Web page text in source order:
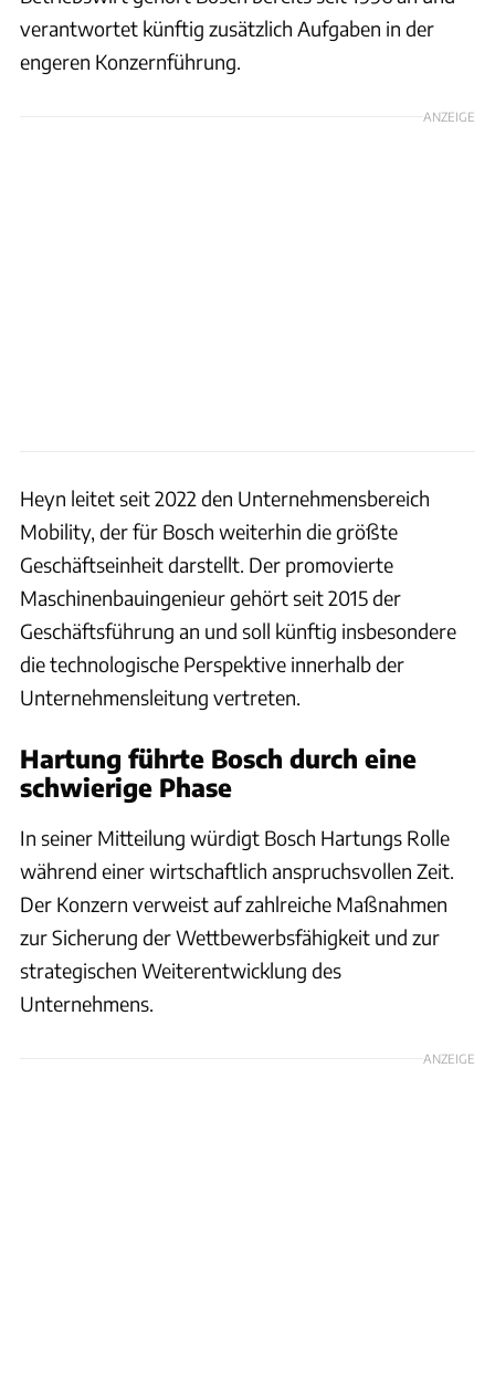
verantwortet künftig zusätzlich Aufgaben in der
engeren Konzernführung.
ANZEIGE
Heyn leitet seit 2022 den Unternehmensbereich
Mobility, der für Bosch weiterhin die größte
Geschäftseinheit darstellt. Der promovierte
Maschinenbauingenieur gehört seit 2015 der
Geschäftsführung an und soll künftig insbesondere
die technologische Perspektive innerhalb der
Unternehmensleitung vertreten.
Hartung führte Bosch durch eine
schwierige Phase
In seiner Mitteilung würdigt Bosch Hartungs Rolle
während einer wirtschaftlich anspruchsvollen Zeit.
Der Konzern verweist auf zahlreiche Maßnahmen
zur Sicherung der Wettbewerbsfähigkeit und zur
strategischen Weiterentwicklung des
Unternehmens.
ANZEIGE